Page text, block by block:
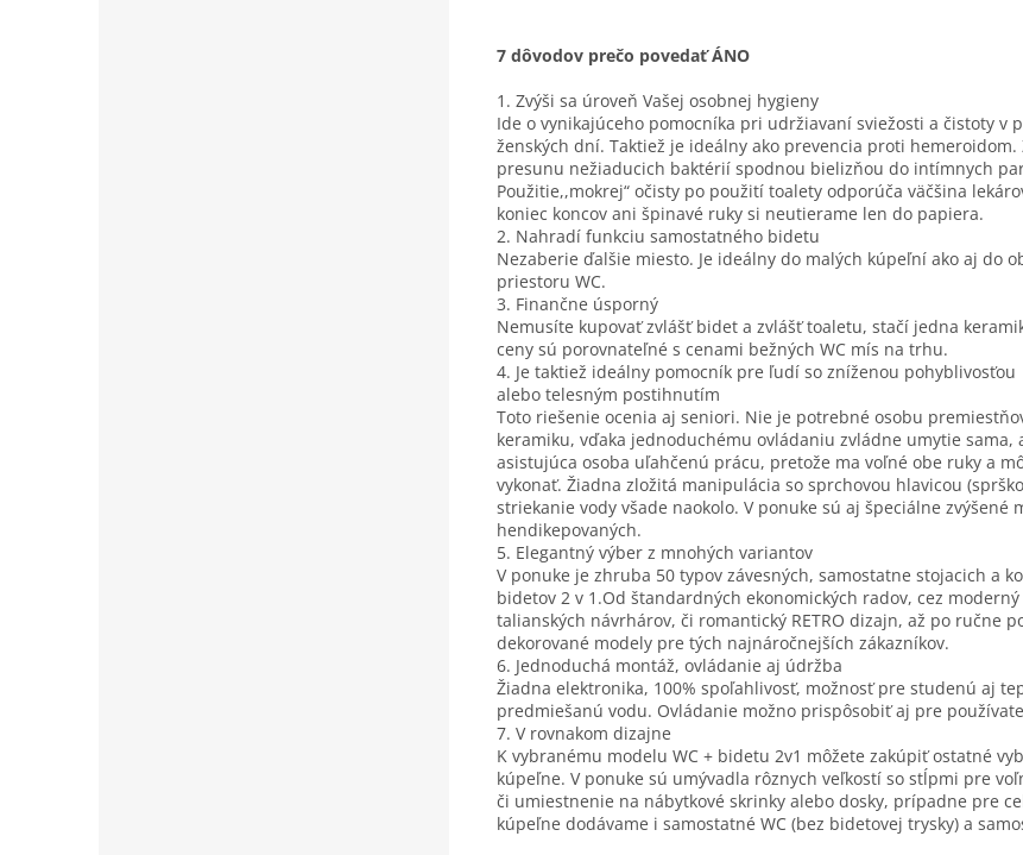
7 dôvodov prečo povedať ÁNO
1. Zvýši sa úroveň Vašej osobnej hygieny
Ide o vynikajúceho pomocníka pri udržiavaní sviežosti a čistoty v
ženských dní. Taktiež je ideálny ako prevencia proti hemeroidom.
presunu nežiaducich baktérií spodnou bielizňou do intímnych
Použitie,,mokrej“ očisty po použití toalety odporúča väčšina
koniec koncov ani špinavé ruky si neutierame len do papiera.
2. Nahradí funkciu samostatného bidetu
Nezaberie ďalšie miesto. Je ideálny do malých kúpeľní ako aj do
priestoru WC.
3. Finančne úsporný
Nemusíte kupovať zvlášť bidet a zvlášť toaletu, stačí jedna
ceny sú porovnateľné s cenami bežných WC mís na trhu.
4. Je taktiež ideálny pomocník pre ľudí so zníženou pohyblivosťou
alebo telesným postihnutím
Toto riešenie ocenia aj seniori. Nie je potrebné osobu
keramiku, vďaka jednoduchému ovládaniu zvládne umytie sama,
asistujúca osoba uľahčenú prácu, pretože ma voľné obe ruky a
vykonať. Žiadna zložitá manipulácia so sprchovou hlavicou
striekanie vody všade naokolo. V ponuke sú aj špeciálne zvýšené
hendikepovaných.
5. Elegantný výber z mnohých variantov
V ponuke je zhruba 50 typov závesných, samostatne stojacich a
bidetov 2 v 1.Od štandardných ekonomických radov, cez
talianských návrhárov, či romantický RETRO dizajn, až po ručne
dekorované modely pre tých najnáročnejších zákazníkov.
6. Jednoduchá montáž, ovládanie aj údržba
Žiadna elektronika, 100% spoľahlivosť, možnosť pre studenú aj
predmiešanú vodu. Ovládanie možno prispôsobiť aj pre
7. V rovnakom dizajne
K vybranému modelu WC + bidetu 2v1 môžete zakúpiť ostatné
kúpeľne. V ponuke sú umývadla rôznych veľkostí so stĺpmi pre
či umiestnenie na nábytkové skrinky alebo dosky, prípadne pre
kúpeľne dodávame i samostatné WC (bez bidetovej trysky) a